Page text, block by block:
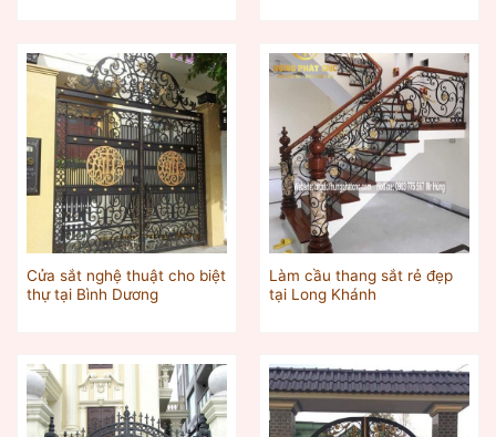
Cửa sắt nghệ thuật cho biệt
thự tại Bình Dương
Làm cầu thang sắt rẻ đẹp
tại Long Khánh